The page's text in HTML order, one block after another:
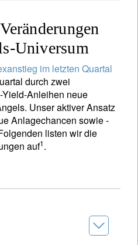
Universum
im letzten Quartal
durch zwei
Anleihen neue
Unser aktiver Ansatz
Anlagechancen sowie -
listen wir die
auf1.